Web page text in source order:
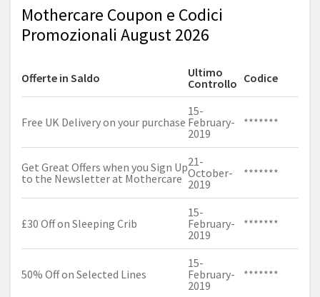
Mothercare Coupon e Codici
Promozionali August 2026
Offerte in Saldo
Ultimo
Controllo Codice
Free UK Delivery on your purchase
15-
February-
2019
*******
Get Great Offers when you Sign Up
to the Newsletter at Mothercare
21-
October-
2019
*******
£30 Off on Sleeping Crib
15-
February-
2019
*******
50% Off on Selected Lines
15-
February-
2019
*******